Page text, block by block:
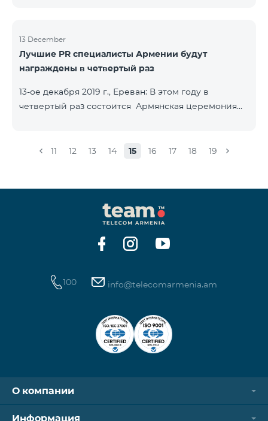
декабря 2019г. Абоненты статусов Gold и VIP
перейдут в новую программу со своим статусом.
При регистрации в новой программе абоненты
новой бонусной программы.
13 December
Лучшие PR специалисты Армении будут
награждены в четвертый раз
13-ое декабря 2019 г., Ереван: В этом году в
четвертый раз состоится Армянская церемония
ассоциация» и при содействии Beeline.
связей и коммуникаций, одновременно озвучить
имеющиеся в сфере проблемы, достижения и
вызовы. Армянская PR-ассоциация в течение года
проводила мониторинг происходящих в этой
области событий на основе
11 12 13 14 15 16 17 18 19
100 info@telecomarmenia.am
О компании
Информация